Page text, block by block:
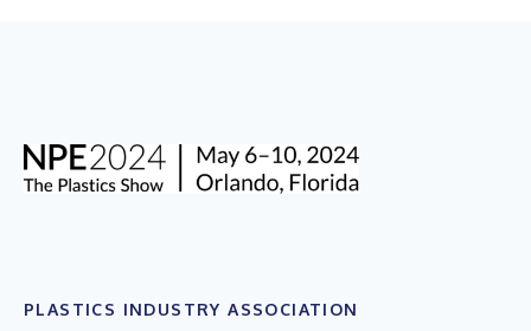
PLASTICS INDUSTRY ASSOCIATION